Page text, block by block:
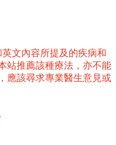
文內容所提及的疾病和
站推薦該種療法，亦不能
應該尋求專業醫生意見或